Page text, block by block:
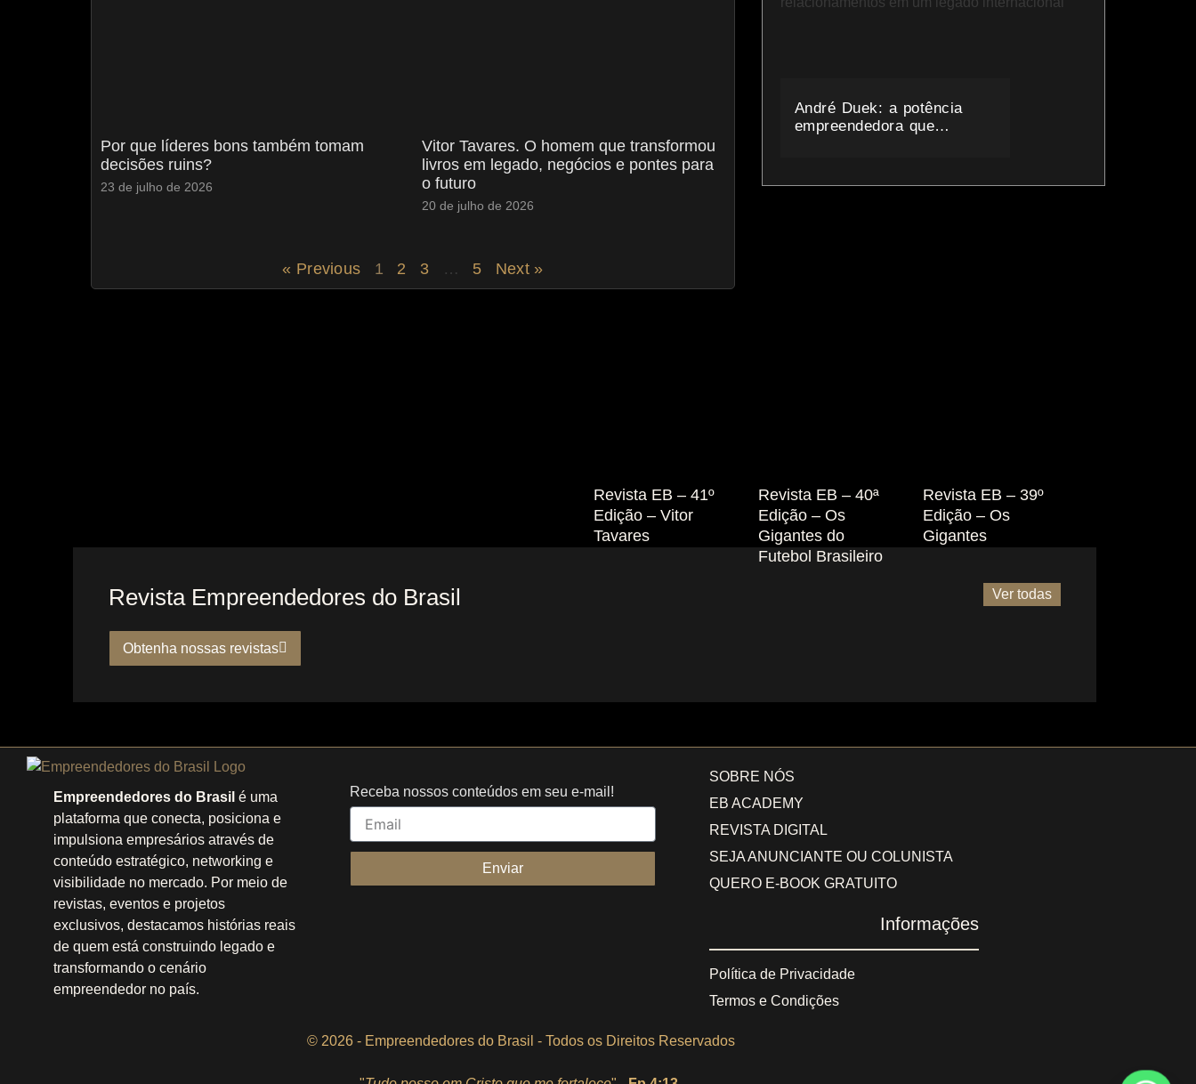
Por que líderes bons também tomam
decisões ruins?
23 de julho de 2026
Vitor Tavares. O homem que transformou
livros em legado, negócios e pontes para
o futuro
20 de julho de 2026
« Previous 1 2 3 … 5 Next »
André Duek: a potência
empreendedora que
Revista Empreendedores do Brasil
Obtenha nossas revistas
Revista EB – 41º
Edição – Vitor
Tavares
Revista EB – 40ª
Edição – Os
Gigantes do
Futebol Brasileiro
Revista EB – 39º
Edição – Os
Gigantes
Ver todas
Empreendedores do Brasil é uma
plataforma que conecta, posiciona e
impulsiona empresários através de
conteúdo estratégico, networking e
visibilidade no mercado. Por meio de
revistas, eventos e projetos
exclusivos, destacamos histórias reais
de quem está construindo legado e
transformando o cenário
empreendedor no país.
Receba nossos conteúdos em seu e-mail!
Enviar
SOBRE NÓS
EB ACADEMY
REVISTA DIGITAL
SEJA ANUNCIANTE OU COLUNISTA
QUERO E-BOOK GRATUITO
Informações
Política de Privacidade
Termos e Condições
© 2026 - Empreendedores do Brasil - Todos os Direitos Reservados